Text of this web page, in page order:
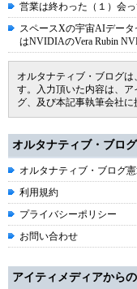
営業は終わった（１）会
スペースXの宇宙AIデータ
はNVIDIAのVera Rubin
オルタナティブ・ブログ
す。入力頂いた内容は、
グ、及び本記事執筆会社に
オルタナティブ・ブロ
オルタナティブ・ブログ
利用規約
プライバシーポリシー
お問い合わせ
アイティメディアから